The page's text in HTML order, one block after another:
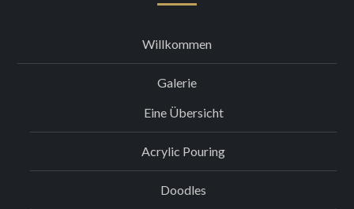
Willkommen
Galerie
Eine Übersicht
Acrylic Pouring
Doodles